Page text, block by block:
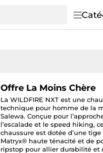
Offre La Moins Chère
La WILDFIRE NXT est une
technique pour homme de la
Salewa. Conçue pour
l’escalade et le speed hiking,
chaussure est dotée d’une
Matryx® haute ténacité et de
ripstop pour allier durabilité et